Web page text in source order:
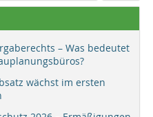
– Was bedeutet
wächst im ersten